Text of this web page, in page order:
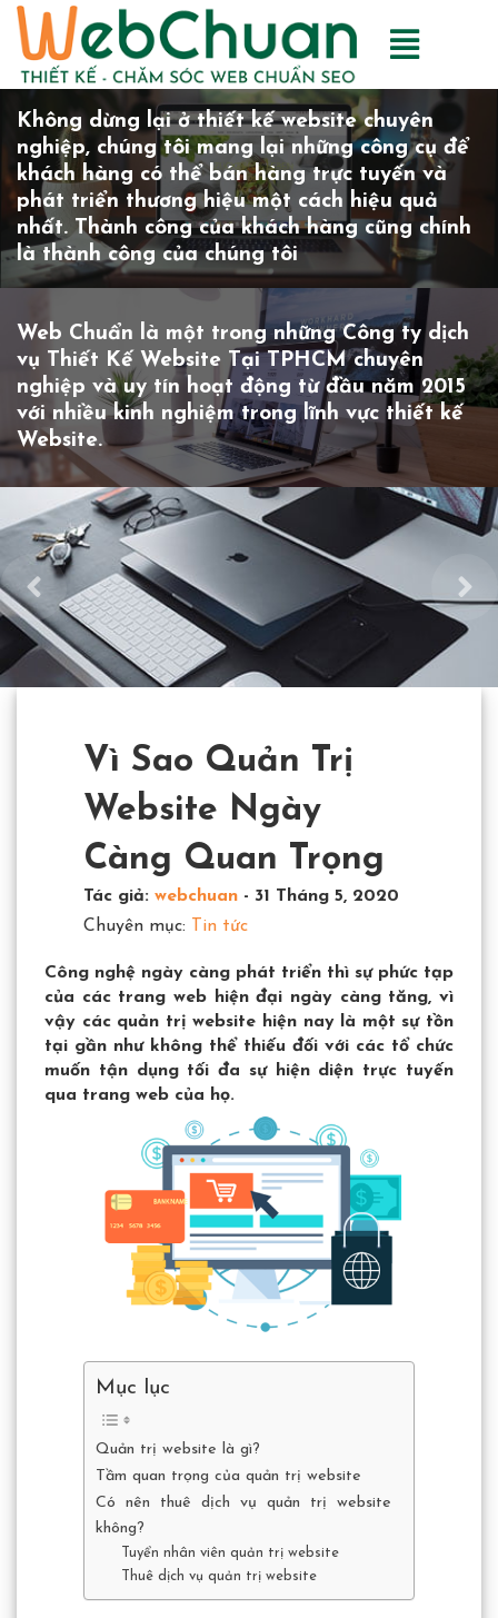
Không dừng lại ở thiết kế website chuyên
nghiệp, chúng tôi mang lại những công cụ để
khách hàng có thể bán hàng trực tuyến và
phát triển thương hiệu một cách hiệu quả
nhất. Thành công của khách hàng cũng chính
là thành công của chúng tôi
Web Chuẩn là một trong những Công ty dịch
vụ Thiết Kế Website Tại TPHCM chuyên
nghiệp và uy tín hoạt động từ đầu năm 2015
với nhiều kinh nghiệm trong lĩnh vực thiết kế
Website.
Vì Sao Quản Trị
Website Ngày
Càng Quan Trọng
Tác giả: webchuan - 31 Tháng 5, 2020
Chuyên mục: Tin tức
Công nghệ ngày càng phát triển thì sự phức tạp
của các trang web hiện đại ngày càng tăng, vì
vậy các quản trị website hiện nay là một sự tồn
tại gần như không thể thiếu đối với các tổ chức
muốn tận dụng tối đa sự hiện diện trực tuyến
qua trang web của họ.
Mục lục
Quản trị website là gì?
Tầm quan trọng của quản trị website
Có nên thuê dịch vụ quản trị website
không?
Tuyển nhân viên quản trị website
Thuê dịch vụ quản trị website